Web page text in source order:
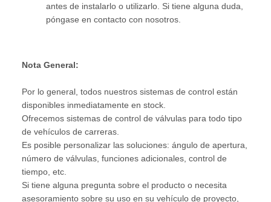
antes de instalarlo o utilizarlo. Si tiene alguna duda,
póngase en contacto con nosotros.
Nota General:
Por lo general, todos nuestros sistemas de control están
disponibles inmediatamente en stock.
Ofrecemos sistemas de control de válvulas para todo tipo
de vehículos de carreras.
Es posible personalizar las soluciones: ángulo de apertura,
número de válvulas, funciones adicionales, control de
tiempo, etc.
Si tiene alguna pregunta sobre el producto o necesita
asesoramiento sobre su uso en su vehículo de proyecto,